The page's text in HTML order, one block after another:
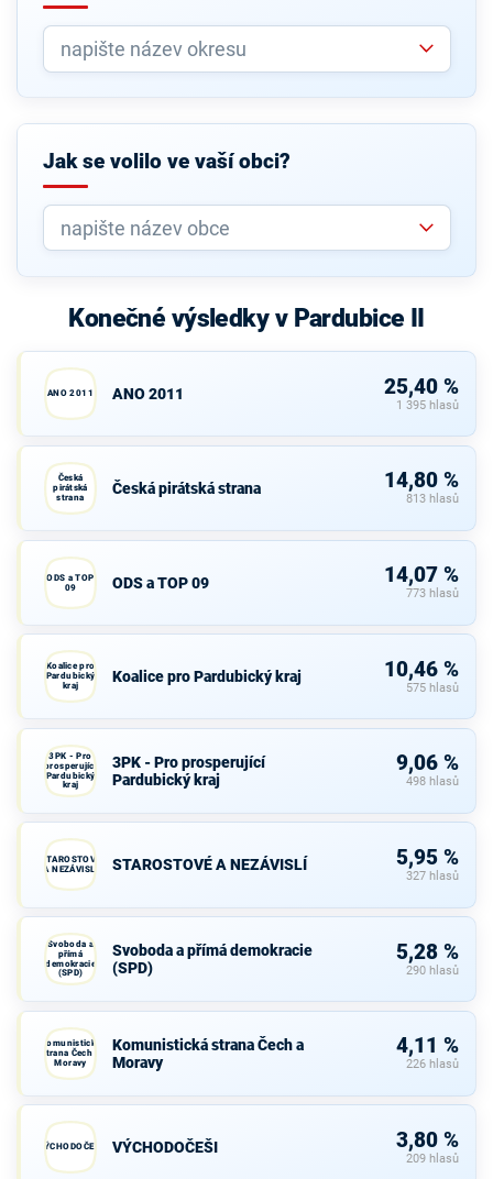
Jak se volilo ve vaší obci?
Konečné výsledky v Pardubice II
ANO 2011 ANO 2011 25,40 %
1 395 hlasů
Česká
pirátská
strana
Česká pirátská strana 14,80 %
813 hlasů
ODS a TOP
09
ODS a TOP 09 14,07 %
773 hlasů
Koalice pro
Pardubický
kraj
Koalice pro Pardubický kraj 10,46 %
575 hlasů
3PK - Pro
prosperující
Pardubický
kraj
3PK - Pro prosperující
Pardubický kraj
9,06 %
498 hlasů
STAROSTOVÉ
A NEZÁVISLÍ
STAROSTOVÉ A NEZÁVISLÍ 5,95 %
327 hlasů
Svoboda a
přímá
demokracie
(SPD)
Svoboda a přímá demokracie
(SPD)
5,28 %
290 hlasů
Komunistická
strana Čech a
Moravy
Komunistická strana Čech a
Moravy
4,11 %
226 hlasů
VÝCHODOČEŠI VÝCHODOČEŠI 3,80 %
209 hlasů